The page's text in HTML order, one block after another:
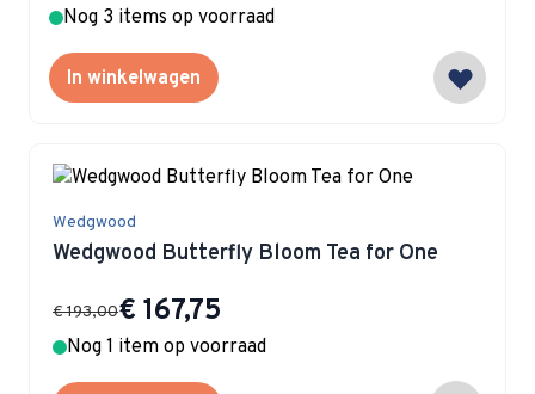
Nog 3 items op voorraad
In winkelwagen
Wedgwood
Wedgwood Butterfly Bloom Tea for One
Special Price
€ 167,75
€ 193,00
Nog 1 item op voorraad